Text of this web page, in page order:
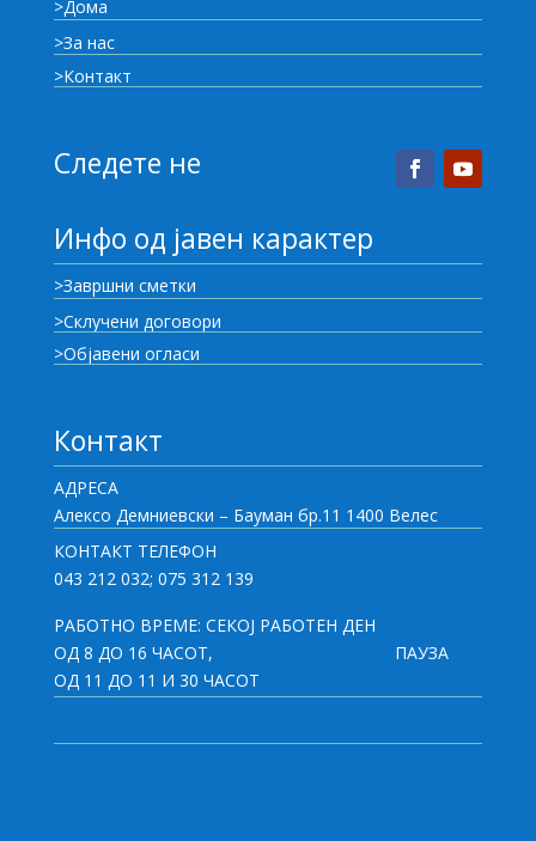
>Дома
>За нас
>Контакт
Следете не
Инфо од јавен карактер
>Завршни сметки
>Склучени договори
>Објавени огласи
Контакт
АДРЕСА
Алексо Демниевски – Бауман бр.11 1400 Велес
КОНТАКТ ТЕЛЕФОН
043 212 032; 075 312 139
РАБОТНО ВРЕМЕ: СЕКОЈ РАБОТЕН ДЕН
ОД 8 ДО 16 ЧАСОТ, ПАУЗА
ОД 11 ДО 11 И 30 ЧАСОТ